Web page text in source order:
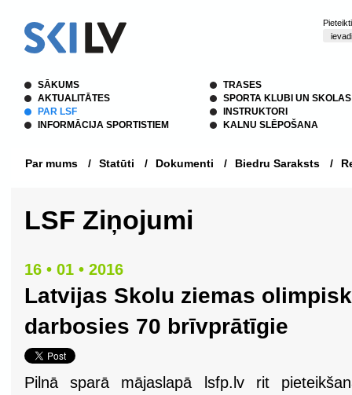
SĀKUMS
AKTUALITĀTES
PAR LSF
INFORMĀCIJA SPORTISTIEM
TRASES
SPORTA KLUBI UN SKOLAS
INSTRUKTORI
KALNU SLĒPOŠANA
Par mums / Statūti / Dokumenti / Biedru Saraksts /
LSF Ziņojumi
16 • 01 • 2016
Latvijas Skolu ziemas
darbosies 70 brīvprātīgie
Pilnā sparā mājaslapā lsfp.lv rit